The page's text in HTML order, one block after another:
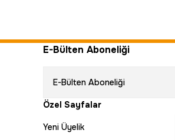
E-Bülten Aboneliği
Özel Sayfalar
Yeni Üyelik